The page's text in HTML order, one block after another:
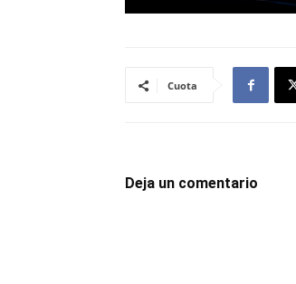
Cuota
Deja un comentario